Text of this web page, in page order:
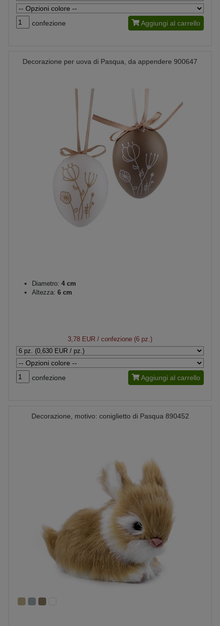
confezione Aggiungi al carrello
Decorazione per uova di Pasqua, da appendere 900647
Diametro: 4 cm
Altezza: 6 cm
3,78 EUR / confezione (6 pz.)
confezione Aggiungi al carrello
Decorazione, motivo: coniglietto di Pasqua 890452